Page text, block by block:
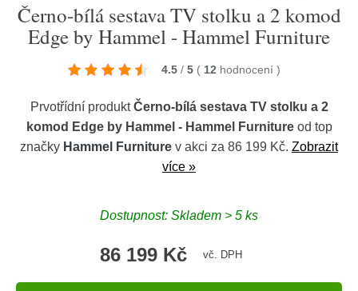
Černo-bílá sestava TV stolku a 2 komod
Edge by Hammel - Hammel Furniture
4.5 / 5 ( 12 hodnocení )
Prvotřídní produktČerno-bílá sestava TV stolku a 2
komod Edge by Hammel - Hammel Furnitureod top
značky Hammel Furniture v akci za 86 199 Kč. Zobrazit
více »
Dostupnost: Skladem > 5 ks
86 199 Kč vč. DPH